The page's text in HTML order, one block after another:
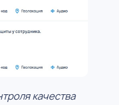
качества